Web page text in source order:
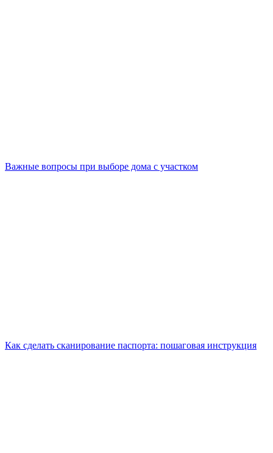
Важные вопросы при выборе дома с участком
Как сделать сканирование паспорта: пошаговая инструкция